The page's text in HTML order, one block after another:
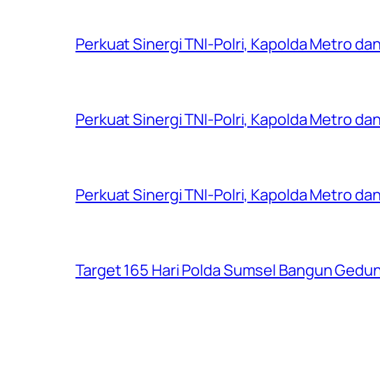
Perkuat Sinergi TNI-Polri, Kapolda Metro
Perkuat Sinergi TNI-Polri, Kapolda Metro
Perkuat Sinergi TNI-Polri, Kapolda Metro
Target 165 Hari Polda Sumsel Bangun